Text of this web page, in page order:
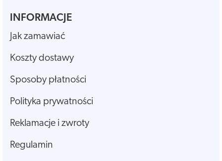
INFORMACJE
Jak zamawiać
Koszty dostawy
Sposoby płatności
Polityka prywatności
Reklamacje i zwroty
Regulamin